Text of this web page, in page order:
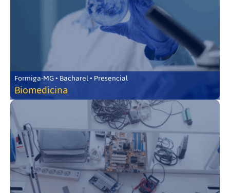
Formiga-MG • Bacharel • Presencial
Biomedicina